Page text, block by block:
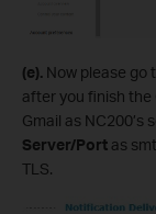
(e). Now please go
after you finish the
Gmail as NC200’s
Server/Port as
TLS.